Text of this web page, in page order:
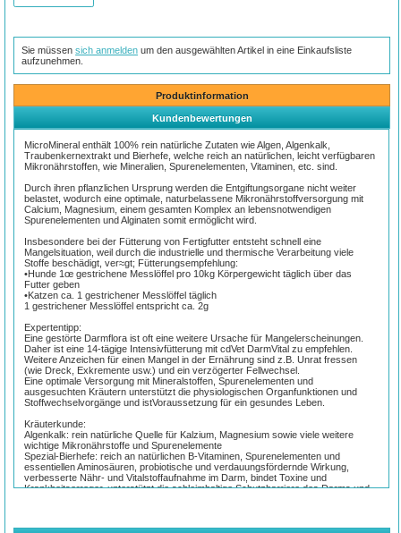
Sie müssensich anmelden um den ausgewählten Artikel in eine Einkaufsliste
aufzunehmen.
Produktinformation
Kundenbewertungen
MicroMineral enthält 100% rein natürliche Zutaten wie Algen, Algenkalk,
Traubenkernextrakt und Bierhefe, welche reich an natürlichen, leicht verfügbaren
Mikronährstoffen, wie Mineralien, Spurenelementen, Vitaminen, etc. sind.
Durch ihren pflanzlichen Ursprung werden die Entgiftungsorgane nicht weiter
belastet, wodurch eine optimale, naturbelassene Mikronährstoffversorgung mit
Calcium, Magnesium, einem gesamten Komplex an lebensnotwendigen
Spurenelementen und Alginaten somit ermöglicht wird.
Insbesondere bei der Fütterung von Fertigfutter entsteht schnell eine
Mangelsituation, weil durch die industrielle und thermische Verarbeitung viele
Stoffe beschädigt, ver≈gt; Fütterungsempfehlung:
•Hunde 1œ gestrichene Messlöffel pro 10kg Körpergewicht täglich über das
Futter geben
•Katzen ca. 1 gestrichener Messlöffel täglich
1 gestrichener Messlöffel entspricht ca. 2g
Expertentipp:
Eine gestörte Darmflora ist oft eine weitere Ursache für Mangelerscheinungen.
Daher ist eine 14-tägige Intensivfütterung mit cdVet DarmVital zu empfehlen.
Weitere Anzeichen für einen Mangel in der Ernährung sind z.B. Unrat fressen
(wie Dreck, Exkremente usw.) und ein verzögerter Fellwechsel.
Eine optimale Versorgung mit Mineralstoffen, Spurenelementen und
ausgesuchten Kräutern unterstützt die physiologischen Organfunktionen und
Stoffwechselvorgänge und istVoraussetzung für ein gesundes Leben.
Kräuterkunde:
Algenkalk: rein natürliche Quelle für Kalzium, Magnesium sowie viele weitere
wichtige Mikronährstoffe und Spurenelemente
Spezial-Bierhefe: reich an natürlichen B-Vitaminen, Spurenelementen und
essentiellen Aminosäuren, probiotische und verdauungsfördernde Wirkung,
verbesserte Nähr- und Vitalstoffaufnahme im Darm, bindet Toxine und
Krankheitserreger, unterstützt die schleimhaltige Schutzbarriere des Darms und